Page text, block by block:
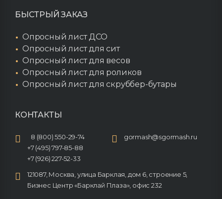
БЫСТРЫЙ ЗАКАЗ
Опросный лист ДСО
Опросный лист для сит
Опросный лист для весов
Опросный лист для роликов
Опросный лист для скруббер-бутары
КОНТАКТЫ
8 (800) 550-29-74
+7 (495) 797-85-88
+7 (926) 227-52-33
gormash@sgormash.ru
121087, Москва, улица Барклая, дом 6, строение 5,
Бизнес Центр «Барклай Плаза», офис 232